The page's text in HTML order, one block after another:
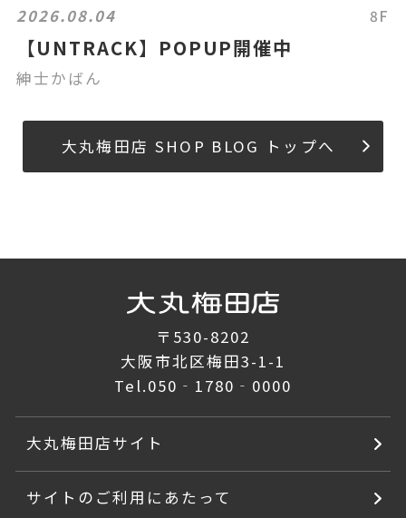
2026.08.04 8F
【UNTRACK】POPUP開催中
紳士かばん
大丸梅田店 SHOP BLOG トップへ
〒530-8202
大阪市北区梅田3-1-1
Tel.050‐1780‐0000
大丸梅田店サイト
サイトのご利用にあたって